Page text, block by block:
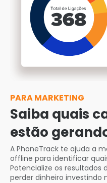
PARA MARKETING
Saiba quais
estão
A PhoneTrack te ajuda a
offline para identificar
Potencialize os resultados
perder dinheiro investindo